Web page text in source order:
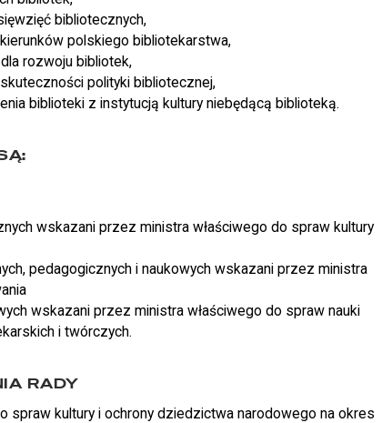
bibliotecznych,
polskiego bibliotekarstwa,
rozwoju bibliotek,
polityki bibliotecznej,
biblioteki z instytucją kultury niebędącą biblioteką.
wskazani przez ministra właściwego do spraw kultury
pedagogicznych i naukowych wskazani przez ministra
wskazani przez ministra właściwego do spraw nauki
i twórczych.
RADY
spraw kultury i ochrony dziedzictwa narodowego na okres